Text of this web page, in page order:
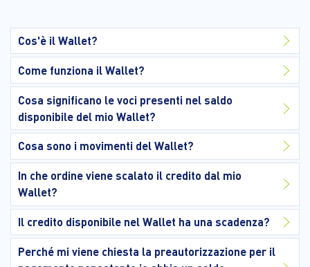
Cos'è il Wallet?
Come funziona il Wallet?
Cosa significano le voci presenti nel saldo
disponibile del mio Wallet?
Cosa sono i movimenti del Wallet?
In che ordine viene scalato il credito dal mio
Wallet?
Il credito disponibile nel Wallet ha una scadenza?
Perché mi viene chiesta la preautorizzazione per il